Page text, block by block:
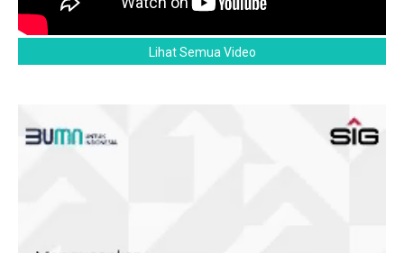
Lihat Semua Video